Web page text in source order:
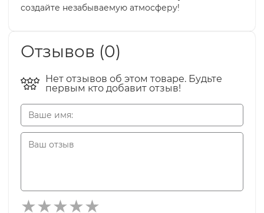
создайте незабываемую атмосферу!
Отзывов (0)
Нет отзывов об этом товаре. Будьте
первым кто добавит отзыв!